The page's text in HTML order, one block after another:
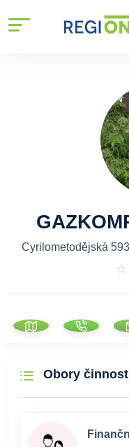
Cyrilometodějská
Obory